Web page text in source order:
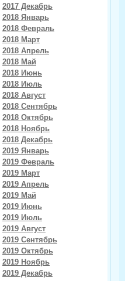
2017 Декабрь
2018 Январь
2018 Февраль
2018 Март
2018 Апрель
2018 Май
2018 Июнь
2018 Июль
2018 Август
2018 Сентябрь
2018 Октябрь
2018 Ноябрь
2018 Декабрь
2019 Январь
2019 Февраль
2019 Март
2019 Апрель
2019 Май
2019 Июнь
2019 Июль
2019 Август
2019 Сентябрь
2019 Октябрь
2019 Ноябрь
2019 Декабрь